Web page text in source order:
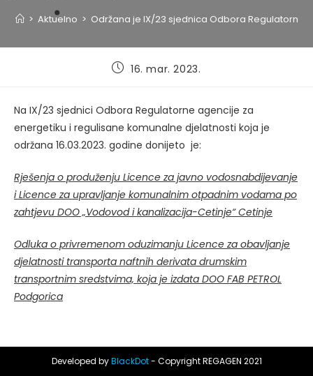
> Aktuelno > Održana je IX/23 sjednica Odbora
Post16. mar. 2023.
Na IX/23 sjednici Odbora Regulatorne agencije za
energetiku i regulisane komunalne djelatnosti koja je
održana 16.03.2023. godine donijeto je:
Rješenja o produženju Licence za javno vodosnabdijevanje
i Licence za upravljanje komunalnim otpadnim vodama po
zahtjevu DOO „Vodovod i kanalizacija-Cetinje“ Cetinje
Odluka o privremenom oduzimanju Licence za obavljanje
djelatnosti transporta naftnih derivata drumskim
transportnim sredstvima, koja je izdata DOO FAB PETROL
Podgorica
Developed byBlackDot- Copyright REGAGEN 2021